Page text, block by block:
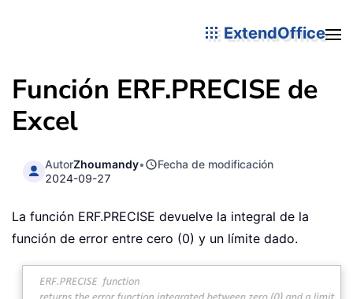
ExtendOffice
Función ERF.PRECISE de
Excel
AutorZhoumandy•
Fecha de modificación
2024-09-27
La función ERF.PRECISE devuelve la integral de la
función de error entre cero (0) y un límite dado.